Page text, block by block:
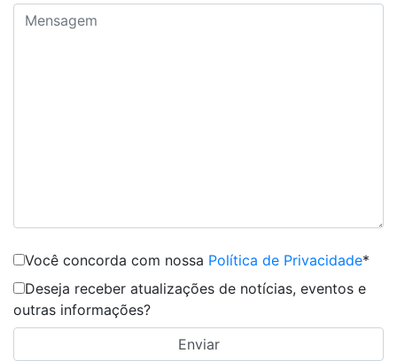
Você concorda com nossa Política de Privacidade*
Deseja receber atualizações de notícias, eventos e
outras informações?